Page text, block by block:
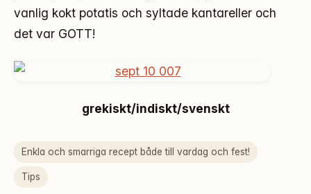
vanlig kokt potatis och syltade kantareller och
det var GOTT!
grekiskt/indiskt/svenskt
Enkla och smarriga recept både till vardag och fest!
Tips